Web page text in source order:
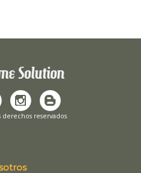
derechos reservados